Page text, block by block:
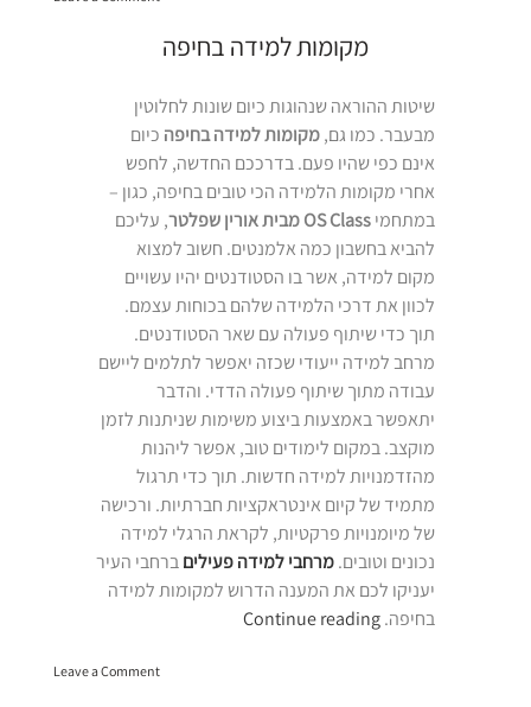
לשכור
מקומות למידה בחיפה
שיטות ההוראה שנהוגות כיום שונות לחלוטין
מבעבר. כמו גם, מקומות למידה בחיפה כיום
אינם כפי שהיו פעם. בדרככם החדשה, לחפש
אחרי מקומות הלמידה הכי טובים בחיפה, כגון –
במתחמי OS Class מבית אורין שפלטר
, עליכם
להביא בחשבון כמה אלמנטים. חשוב למצוא
מקום למידה, אשר בו הסטודנטים יהיו עשויים
לכוון את דרכי הלמידה שלהם בכוחות עצמם.
תוך כדי שיתוף פעולה עם שאר הסטודנטים.
מרחב למידה ייעודי שכזה יאפשר לתלמים ליישם
עבודה מתוך שיתוף פעולה הדדי. והדבר
יתאפשר באמצעות ביצוע משימות שניתנות לזמן
מוקצב. במקום לימודים טוב, אפשר ליהנות
מהזדמנויות למידה חדשות. תוך כדי תרגול
מתמיד של קיום אינטראקציות חברתיות. ורכישה
של מיומנויות פרקטיות, לקראת הרגלי למידה
נכונים וטובים. מרחבי למידה פעילים ברחבי העיר
יעניקו לכם את המענה הדרוש למקומות למידה
בחיפה. Continue reading“מקומות
Leave a Commenton